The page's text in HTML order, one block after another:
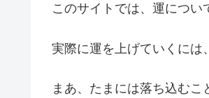
このサイトでは、運につい
実際に運を上げていくには
まあ、たまには落ち込むこ